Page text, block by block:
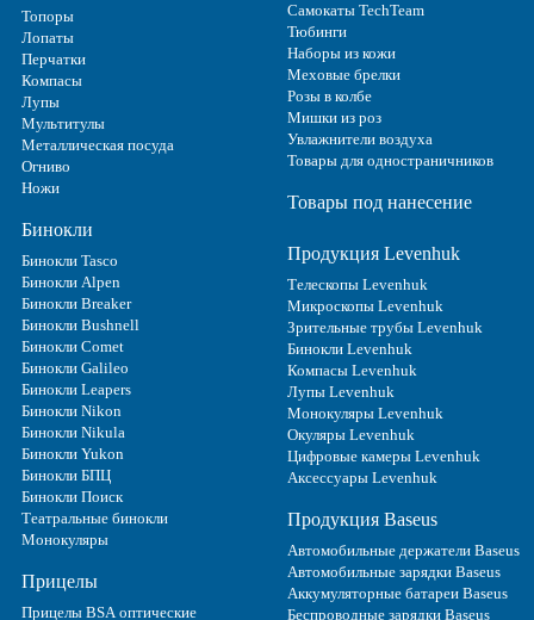
Топоры
Лопаты
Перчатки
Компасы
Лупы
Мультитулы
Металлическая посуда
Огниво
Ножи
Бинокли
Бинокли Tasco
Бинокли Alpen
Бинокли Breaker
Бинокли Bushnell
Бинокли Comet
Бинокли Galileo
Бинокли Leapers
Бинокли Nikon
Бинокли Nikula
Бинокли Yukon
Бинокли БПЦ
Бинокли Поиск
Театральные бинокли
Монокуляры
Прицелы
Прицелы BSA оптические
Самокаты TechTeam
Тюбинги
Наборы из кожи
Меховые брелки
Розы в колбе
Мишки из роз
Увлажнители воздуха
Товары для одностраничников
Товары под нанесение
Продукция Levenhuk
Телескопы Levenhuk
Микроскопы Levenhuk
Зрительные трубы Levenhuk
Бинокли Levenhuk
Компасы Levenhuk
Лупы Levenhuk
Монокуляры Levenhuk
Окуляры Levenhuk
Цифровые камеры Levenhuk
Аксессуары Levenhuk
Продукция Baseus
Автомобильные держатели Baseus
Автомобильные зарядки Baseus
Аккумуляторные батареи Baseus
Беспроводные зарядки Baseus